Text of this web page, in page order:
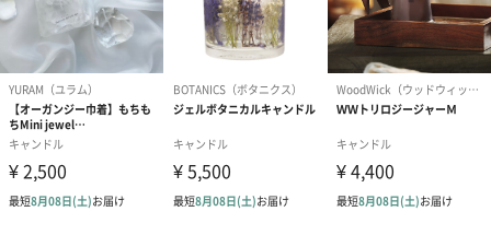
プリザーブドフラワー
ブーケ（ピンク）
（2,580円）
プリザーブドフラワー
ブーケ（ブルー）
アミュレット
ク）（1,500円
ぬいぐるみ